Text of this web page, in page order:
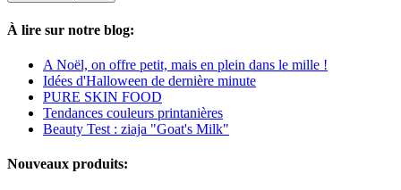
À lire sur notre blog:
A Noël, on offre petit, mais en plein dans le mille !
Idées d'Halloween de dernière minute
PURE SKIN FOOD
Tendances couleurs printanières
Beauty Test : ziaja "Goat's Milk"
Nouveaux produits: